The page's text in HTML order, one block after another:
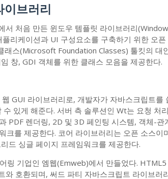
이브러리
서 처음 만든 윈도우 템플릿 라이브러리
리케이션과 UI 구성요소를 구축하기 위한 오
래스(Microsoft Foundation Classes) 툴킷의 대
창, GDI 객체를 위한 클래스 모음을 제공한다.
GUI 라이브러리로, 개발자가 자바스크립트를
있게 해준다. 서버 측 솔루션인 Wt는 요청 처
PDF 렌더링, 2D 및 3D 페인팅 시스템, 객체-관
크를 제공한다. 코어 라이브러리는 오픈 소스이
드 싱글 페이지 프레임워크를 제공한다.
링 기업인 엠웹(Emweb)에서 만들었다.
와 호환되며, 써드 파티 자바스크립트 라이브러